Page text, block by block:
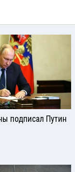
подписал Путин